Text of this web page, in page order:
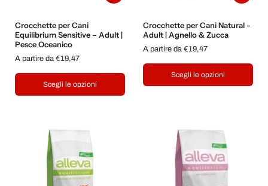
Crocchette per Cani
Equilibrium Sensitive – Adult |
Pesce Oceanico
A partire da €19,47
Scegli le opzioni
Crocchette per Cani Natural -
Adult | Agnello & Zucca
A partire da €19,47
Scegli le opzioni